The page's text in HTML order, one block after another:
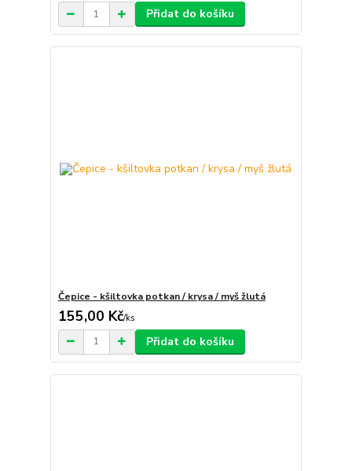
Přidat do košíku
Čepice - kšiltovka potkan / krysa / myš žlutá
155,00 Kč/ks
Přidat do košíku